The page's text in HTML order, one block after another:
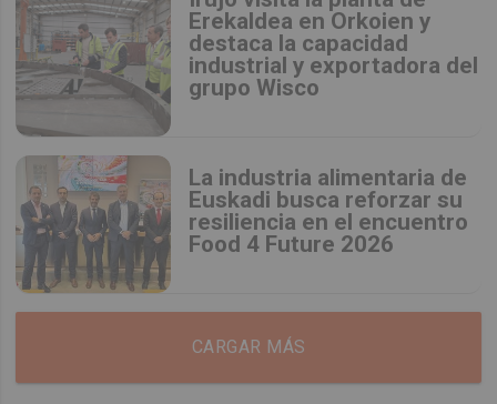
Erekaldea en Orkoien y
destaca la capacidad
industrial y exportadora del
grupo Wisco
La industria alimentaria de
Euskadi busca reforzar su
resiliencia en el encuentro
Food 4 Future 2026
CARGAR MÁS